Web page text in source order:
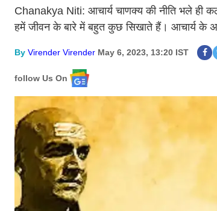
Chanakya Niti: आचार्य चाणक्य की नीति भले ही
हमें जीवन के बारे में बहुत कुछ सिखाते हैं। आचार्य के
By Virender Virender May 6, 2023, 13:20 IST
follow Us On